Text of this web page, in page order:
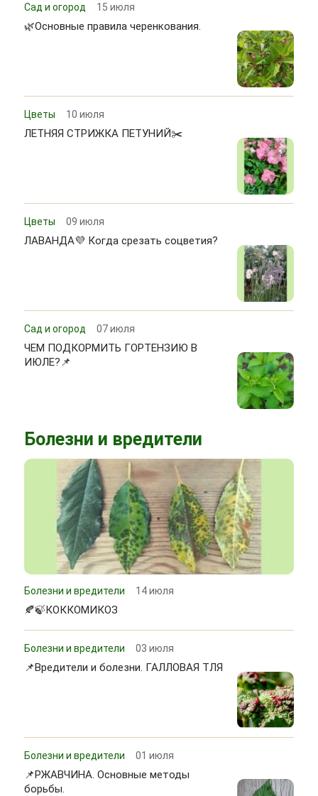
Сад и огород 15 июля
🌿Основные правила черенкования.
Цветы 10 июля
ЛЕТНЯЯ СТРИЖКА ПЕТУНИЙ✂️
Цветы 09 июля
ЛАВАНДА💜 Когда срезать соцветия?
Сад и огород 07 июля
ЧЕМ ПОДКОРМИТЬ ГОРТЕНЗИЮ В
ИЮЛЕ?📌
Болезни и вредители
Болезни и вредители 14 июля
🍂🍃КОККОМИКОЗ
Болезни и вредители 03 июля
📌Вредители и болезни. ГАЛЛОВАЯ ТЛЯ
Болезни и вредители 01 июля
📌РЖАВЧИНА. Основные методы
борьбы.